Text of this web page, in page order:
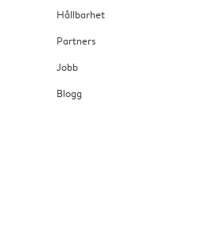
Hållbarhet
Partners
Jobb
Blogg